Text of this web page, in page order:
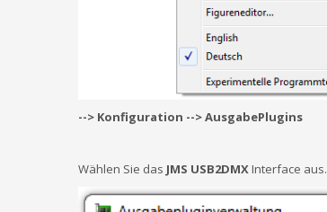
--> Konfiguration --> AusgabePlugins
Wählen Sie das JMS USB2DMXInterface aus.